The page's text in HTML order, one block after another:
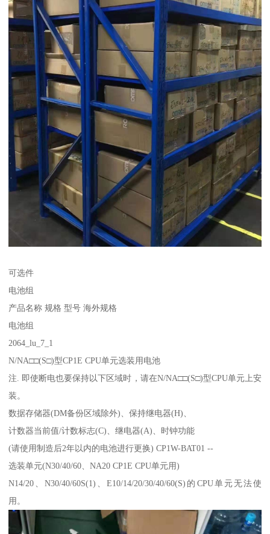
可选件
电池组
产品名称 规格 型号 海外规格
电池组
2064_lu_7_1
N/NA□□(S□)型CP1E CPU单元选装用电池
注. 即使断电也要保持以下区域时，请在N/NA□□(S□)型CPU单元上安
装。
数据存储器(DM备份区域除外)、保持继电器(H)、
计数器当前值/计数标志(C)、继电器(A)、时钟功能
(请使用制造后2年以内的电池进行更换) CP1W-BAT01 --
选装单元(N30/40/60、NA20 CP1E CPU单元用)
N14/20、N30/40/60S(1)、E10/14/20/30/40/60(S)的CPU单元无法使
用。